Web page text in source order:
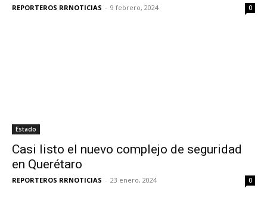
REPORTEROS RRNOTICIAS - 9 febrero, 2024 0
Estado
Casi listo el nuevo complejo de seguridad
en Querétaro
REPORTEROS RRNOTICIAS - 23 enero, 2024 0